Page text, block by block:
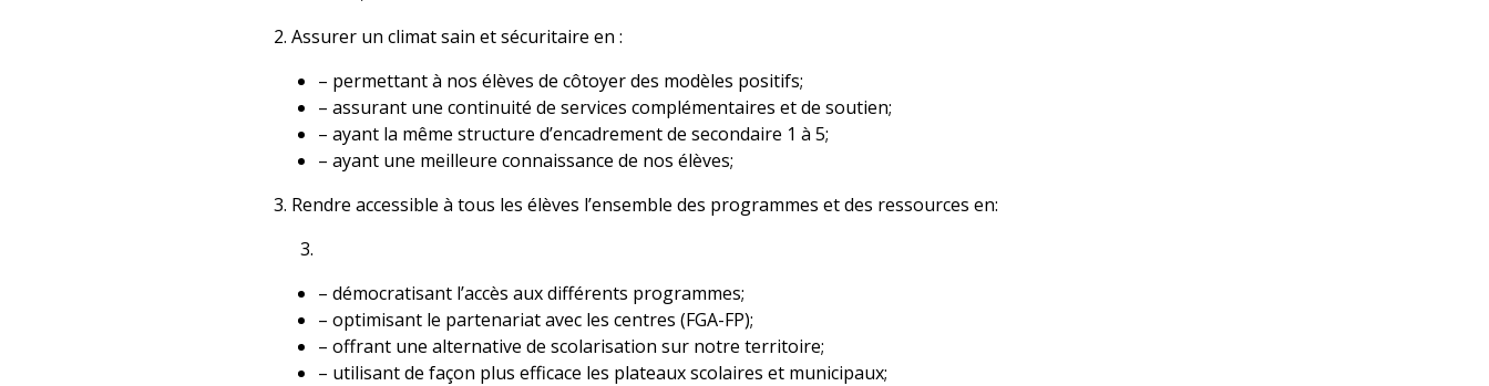
2. Assurer un climat sain et sécuritaire en :
– permettant à nos élèves de côtoyer des modèles positifs;
– assurant une continuité de services complémentaires et de soutien;
– ayant la même structure d’encadrement de secondaire 1 à 5;
– ayant une meilleure connaissance de nos élèves;
3. Rendre accessible à tous les élèves l’ensemble des programmes et des ressources en:
– démocratisant l’accès aux différents programmes;
– optimisant le partenariat avec les centres (FGA-FP);
– offrant une alternative de scolarisation sur notre territoire;
– utilisant de façon plus efficace les plateaux scolaires et municipaux;